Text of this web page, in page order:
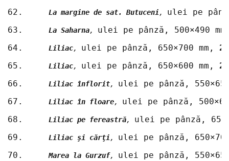
La margine de sat. Butuceni, ulei pe
La Saharna, ulei pe pânză, 500×490
Liliac, ulei pe pânză, 650×700 mm,
Liliac, ulei pe pânză, 650×600 mm,
Liliac înflorit, ulei pe pânză,
Liliac în floare, ulei pe pânză,
Liliac pe fereastră, ulei pe pânză,
Liliac şi cărţi, ulei pe pânză,
70. Marea la Gurzuf, ulei pe pânză,